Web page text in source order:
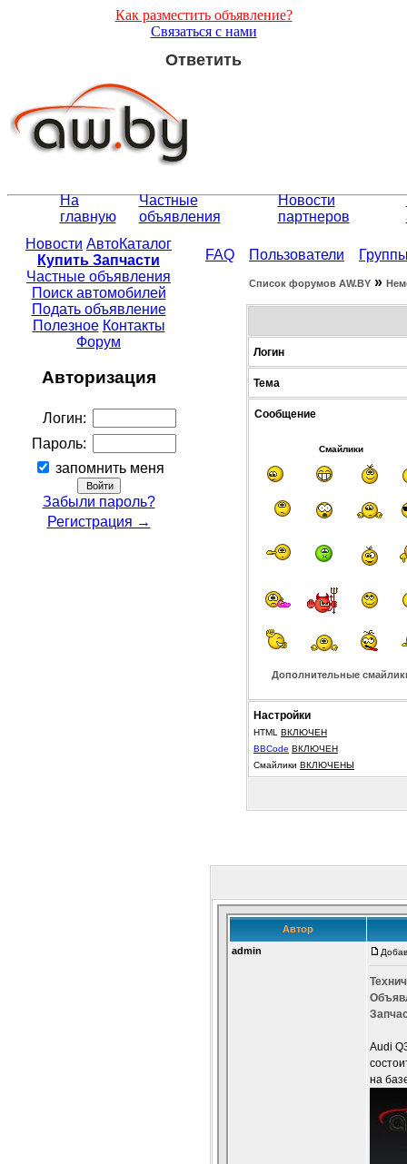
Как разместить объявление?
Связаться с нами
Ответить
На
главную
Частные
объявления
Новости
партнеров
Новости АвтоКаталог
Купить Запчасти
Частные объявления
Поиск автомобилей
Подать объявление
Полезное Контакты
Форум
Авторизация
Логин:
Пароль:
запомнить меня
Забыли пароль?
Регистрация →
FAQ Пользователи
Список форумов АW.BY »
Логин
Тема
Сообщение
Смайлики
Дополнительные
Настройки
HTML ВКЛЮЧЕН
BBCode ВКЛЮЧЕН
Смайлики ВКЛЮЧЕНЫ